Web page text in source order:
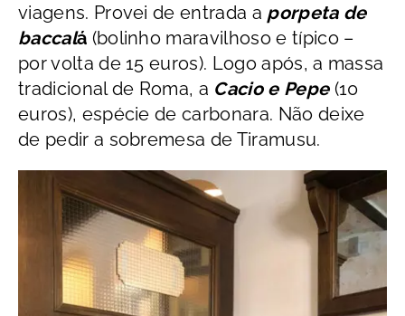
viagens. Provei de entrada a porpeta de
baccalá (bolinho maravilhoso e típico –
por volta de 15 euros). Logo após, a massa
tradicional de Roma, a Cacio e Pepe(10
euros), espécie de carbonara. Não deixe
de pedir a sobremesa de Tiramusu.